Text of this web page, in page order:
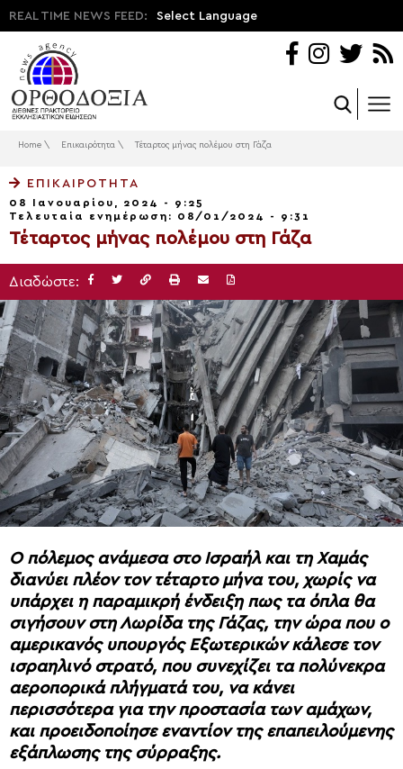
REAL TIME NEWS FEED: Select Language
Home \ Επικαιρότητα \ Τέταρτος μήνας πολέμου στη Γάζα
ΕΠΙΚΑΙΡΌΤΗΤΑ
08 Ιανουαρίου, 2024 - 9:25
Τελευταία ενημέρωση: 08/01/2024 - 9:31
Τέταρτος μήνας πολέμου στη Γάζα
Διαδώστε:
Ο πόλεμος ανάμεσα στο Ισραήλ και τη Χαμάς
διανύει πλέον τον τέταρτο μήνα του, χωρίς να
υπάρχει η παραμικρή ένδειξη πως τα όπλα θα
σιγήσουν στη Λωρίδα της Γάζας, την ώρα που ο
αμερικανός υπουργός Εξωτερικών κάλεσε τον
ισραηλινό στρατό, που συνεχίζει τα πολύνεκρα
αεροπορικά πλήγματά του, να κάνει
περισσότερα για την προστασία των αμάχων,
και προειδοποίησε εναντίον της επαπειλούμενης
εξάπλωσης της σύρραξης.